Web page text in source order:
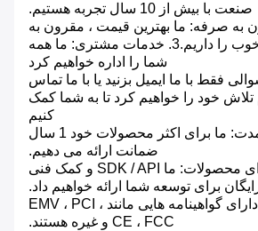
صنعت با بیش از 10 سال تجربه هستیم.
به صرفه: ما بهترین قیمت ، مقرون به
صرفه ، کیفیت خوب را داریم.3. خدمات مشتری: ما همه
شما را اداره خواهیم کرد
فقط با ما ایمیل بزنید یا با ما تماس
تلاش خود را خواهیم کرد تا به شما کمک
کنیم
3. ضمانت طولانی مدت: ما برای اکثر محصولات خود 1 سال
ضمانت ارائه می دهیم.
4. SDK / API برای محصولات: ما SDK / API و کمک فنی
برای توسعه شما ارائه خواهیم داد.
5. محصولات ما دارای گواهینامه هایی مانند EMV ، PCI ،
CE ، FCC و غیره هستند.